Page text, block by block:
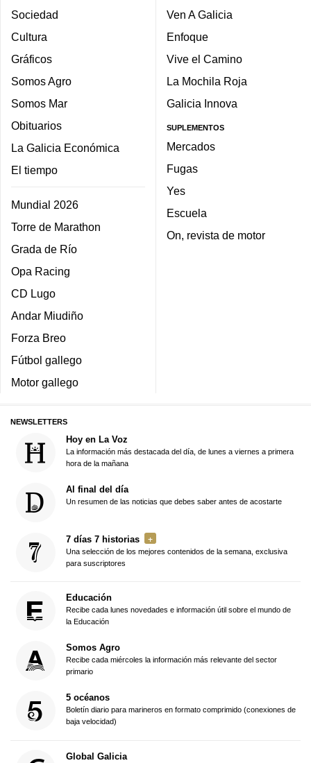
Sociedad
Cultura
Gráficos
Somos Agro
Somos Mar
Obituarios
La Galicia Económica
El tiempo
Mundial 2026
Torre de Marathon
Grada de Río
Opa Racing
CD Lugo
Andar Miudiño
Forza Breo
Fútbol gallego
Motor gallego
Ven A Galicia
Enfoque
Vive el Camino
La Mochila Roja
Galicia Innova
SUPLEMENTOS
Mercados
Fugas
Yes
Escuela
On, revista de motor
NEWSLETTERS
Hoy en La Voz
La información más destacada del día, de lunes a viernes a primera
hora de la mañana
Al final del día
Un resumen de las noticias que debes saber antes de acostarte
7 días 7 historias
Una selección de los mejores contenidos de la semana, exclusiva
para suscriptores
Educación
Recibe cada lunes novedades e información útil sobre el mundo de
la Educación
Somos Agro
Recibe cada miércoles la información más relevante del sector
primario
5 océanos
Boletín diario para marineros en formato comprimido (conexiones de
baja velocidad)
Global Galicia